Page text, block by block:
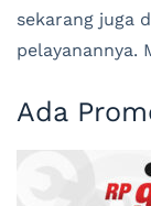
sekarang juga
pelayanannya.
Ada